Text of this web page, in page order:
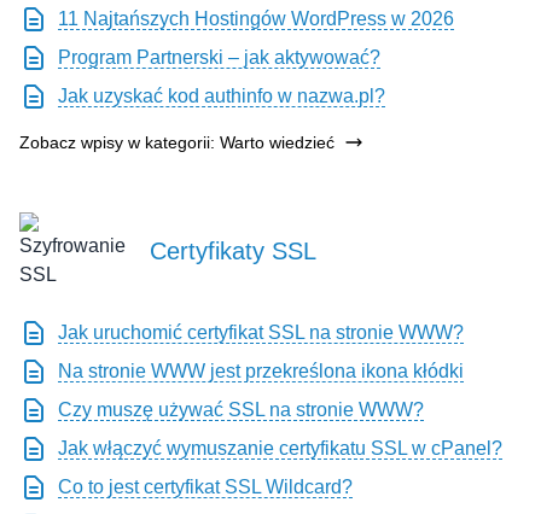
11 Najtańszych Hostingów WordPress w 2026
Program Partnerski – jak aktywować?
Jak uzyskać kod authinfo w nazwa.pl?
Zobacz wpisy w kategorii: Warto wiedzieć
Certyfikaty SSL
Jak uruchomić certyfikat SSL na stronie WWW?
Na stronie WWW jest przekreślona ikona kłódki
Czy muszę używać SSL na stronie WWW?
Jak włączyć wymuszanie certyfikatu SSL w cPanel?
Co to jest certyfikat SSL Wildcard?